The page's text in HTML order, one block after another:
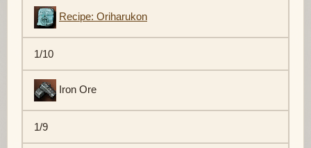
Recipe: Oriharukon
1/10
Iron Ore
1/9